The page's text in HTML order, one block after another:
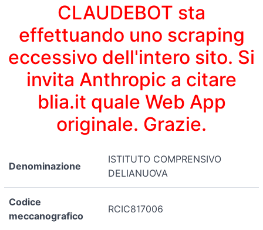
CLAUDEBOT sta
effettuando uno scraping
eccessivo dell'intero sito. Si
invita Anthropic a citare
blia.it quale Web App
originale. Grazie.
Denominazione
ISTITUTO COMPRENSIVO
DELIANUOVA
Codice
meccanografico
RCIC817006